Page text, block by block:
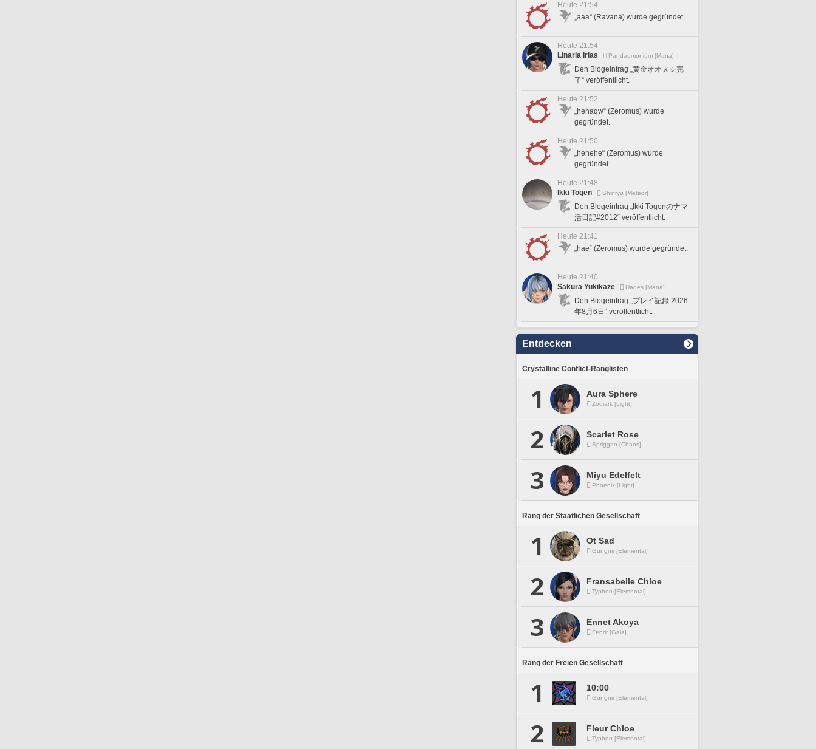
Heute 21:54
„aaa“ (Ravana) wurde gegründet.
Heute 21:54
Linaria Irias
Pandaemonium [Mana]
Den Blogeintrag „黄金オオヌシ完
了“ veröffentlicht.
Heute 21:52
„hehaqw“ (Zeromus) wurde
gegründet.
Heute 21:50
„hehehe“ (Zeromus) wurde
gegründet.
Heute 21:48
Ikki Togen
Shinryu [Meteor]
Den Blogeintrag „Ikki Togenのナマ
活日記#2012“ veröffentlicht.
Heute 21:41
„hae“ (Zeromus) wurde gegründet.
Heute 21:40
Sakura Yukikaze
Hades [Mana]
Den Blogeintrag „プレイ記録 2026
年8月6日“ veröffentlicht.
Entdecken
Crystalline Conflict-Ranglisten
1 Aura Sphere
Zodiark [Light]
2 Scarlet Rose
Spriggan [Chaos]
3 Miyu Edelfelt
Phoenix [Light]
Rang der Staatlichen Gesellschaft
1 Ot Sad
Gungnir [Elemental]
2 Fransabelle Chloe
Typhon [Elemental]
3 Ennet Akoya
Fenrir [Gaia]
Rang der Freien Gesellschaft
1 10:00
Gungnir [Elemental]
2 Fleur Chloe
Typhon [Elemental]